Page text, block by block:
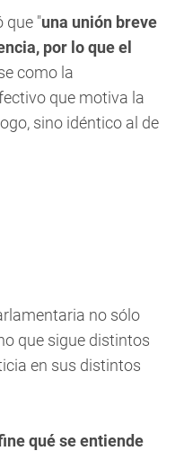
que "una unión breve
por lo que el
como la
que motiva la
sino idéntico al de
no sólo
que sigue distintos
en sus distintos
qué se entiende